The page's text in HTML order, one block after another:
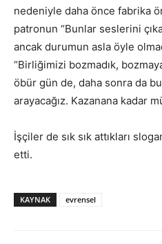
nedeniyle daha önce fabrika
patronun “Bunlar seslerini
ancak durumun asla öyle
“Birliğimizi bozmadık,
öbür gün de, daha sonra da
arayacağız. Kazanana kadar
İşçiler de sık sık attıkları
etti.
KAYNAK evrensel